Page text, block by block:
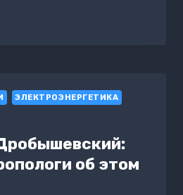
ЭЛЕКТРОЭНЕРГЕТИКА
об этом